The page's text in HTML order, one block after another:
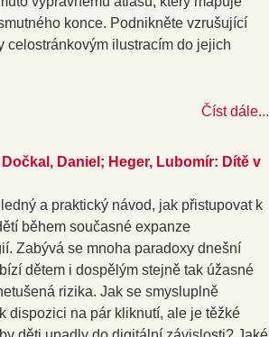
konce. Podnikněte vzrušující
celostránkovým ilustracím do jejich
Číst dále...
Daniel; Heger, Lubomír: Dítě v
a praktický návod, jak přistupovat k
během současné expanze
Zabývá se mnoha paradoxy dnešní
dětem i dospělým stejně tak úžasné
rizika. Jak se smysluplně
dispozici na pár kliknutí, ale je těžké